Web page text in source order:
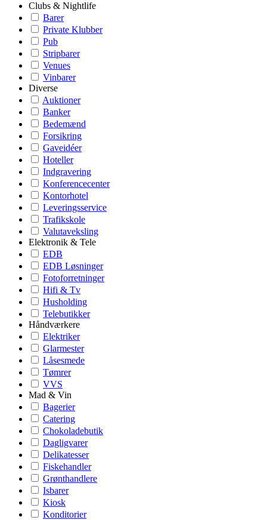
Clubs & Nightlife
Barer
Private Klubber
Pub
Stripbarer
Venues
Vinbarer
Diverse
Auktioner
Banker
Bedemænd
Forsikring
Gaveidéer
Hoteller
Indgravering
Konferencecenter
Kontorhotel
Leveringsservice
Trafikskole
Valutaveksling
Elektronik & Tele
EDB
EDB Løsninger
Fotoforretninger
Hifi & Tv
Husholding
Telebutikker
Håndværkere
Elektriker
Glarmester
Låsesmede
Tømrer
VVS
Mad & Vin
Bagerier
Catering
Chokoladebutik
Dagligvarer
Delikatesser
Fiskehandler
Grønthandlere
Isbarer
Kiosk
Konditorier